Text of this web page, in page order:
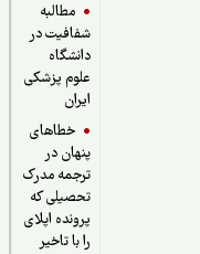
مطالبه
شفافیت در
دانشگاه
علوم پزشکی
خطاهای
پنهان در
ترجمه مدرک
تحصیلی که
پرونده اپلای
را با تاخیر